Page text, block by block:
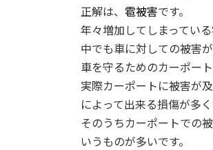
正解は、 雹被害です。
年々増加してしまってい
中でも車に対しての被害
車を守るためのカーポー
実際カーポートに被害が
によって出来る損傷が多く
そのうちカーポートでの
いうものが多いです。